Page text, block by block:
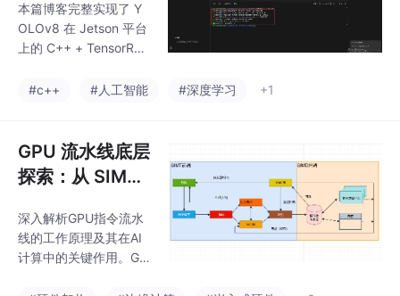
++ 单图端到端
推理
本篇博客完整实现了 Y
OLOv8 在 Jetson 平台
上的 C++ + TensorRT
从模型转换（pt→onnx
写，到后处理与可视
化，全程可复现、可落
地。
#c++ #人工智能 #深度学习 +1
GPU 流水线底层
探索：从 SIMT
端的全链路解析
深入解析GPU指令流水
线的工作原理及其在AI
计算中的关键作用。GP